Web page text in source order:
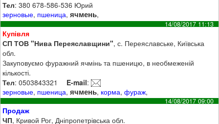
Тел: 380 678-586-536 Юрий
зерновые, пшеница,ячмень,
14/08/2017 11:13
Купівля
СП ТОВ "Нива Переяславщини", с. Переяславське, Київська
обл.
Закуповуємо фуражний ячмінь та пшеницю, в необмеженій
кількості.
Тел: 0503843321 E-mail:
зерновые, пшеница,ячмень, корма,фураж,
14/08/2017 09:00
Продаж
ЧП, Кривой Рог, Дніпропетрівська обл.